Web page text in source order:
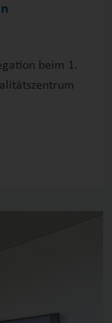
beim 1.